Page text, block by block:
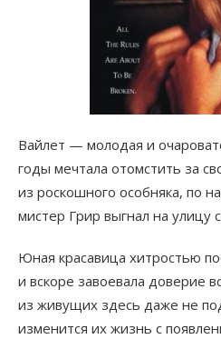
Вайлет — молодая и
годы мечтала отомстить за
из роскошного особняка, по
мистер Грир выгнал на улицу
Юная красавица хитростью
и вскоре завоевала доверие
из живущих здесь даже не
изменится их жизнь с